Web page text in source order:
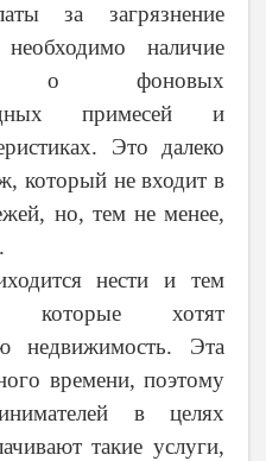
за загрязнение
наличие
о фоновых
примесей и
Это далеко
который не входит в
но, тем не менее,
нести и тем
которые хотят
недвижимость. Эта
времени, поэтому
в целях
такие услуги,